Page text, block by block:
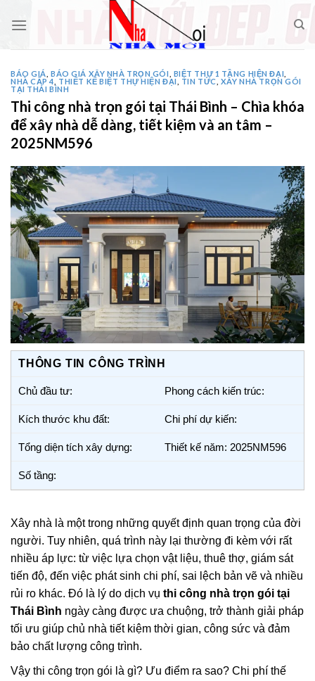
BÁO GIÁ ,BÁO GIÁ XÂY NHÀ TRỌN GÓI BIỆT THỰ 1 TẦNG HIỆN ĐẠI
NHÀ CẤP 4
THIẾT KẾ BIỆT THỰ HIỆN ĐẠI TIN TỨC
XÂY NHÀ TRỌN GÓI
TẠI THÁI BÌNH
Thi công nhà trọn gói tại Thái Bình – Chìa khóa
để xây nhà dễ dàng, tiết kiệm và an tâm –
2025NM596
THÔNG TIN CÔNG TRÌNH
Chủ đầu tư: Phong cách kiến trúc:
Kích thước khu đất: Chi phí dự kiến:
Tổng diện tích xây dựng: Thiết kế năm: 2025NM596
Số tầng:
Xây nhà là một trong những quyết định quan trọng của đời
người. Tuy nhiên, quá trình này lại thường đi kèm với rất
nhiều áp lực: từ việc lựa chọn vật liệu, thuê thợ, giám sát
tiến độ, đến việc phát sinh chi phí, sai lệch bản vẽ và nhiều
rủi ro khác. Đó là lý do dịch vụ thi công nhà trọn gói tại
Thái Bình ngày càng được ưa chuộng, trở thành giải pháp
tối ưu giúp chủ nhà tiết kiệm thời gian, công sức và đảm
bảo chất lượng công trình.
Vậy thi công trọn gói là gì? Ưu điểm ra sao? Chi phí thế